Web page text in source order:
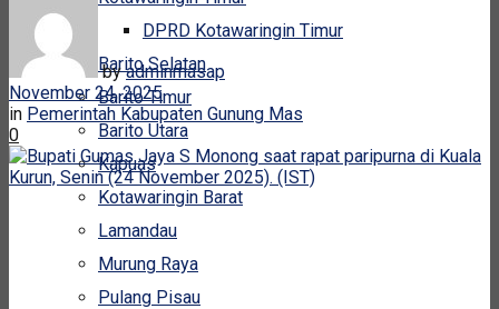
DPRD Kotawaringin Timur
Barito Selatan
Barito Timur
Barito Utara
Kapuas
Kotawaringin Barat
Lamandau
Murung Raya
Pulang Pisau
by adminmasap
November 24, 2025
in Pemerintah Kabupaten Gunung Mas
0